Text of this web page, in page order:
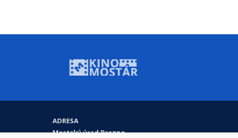
ADRESA
Mestský úrad Brezno